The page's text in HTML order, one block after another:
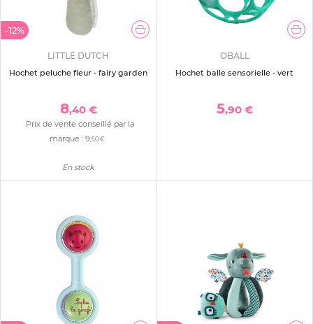
-12%
LITTLE DUTCH
Hochet peluche fleur - fairy garden
8,40 €
Prix de vente conseillé par la
marque : 9 ,50 €
En stock
OBALL
Hochet balle sensorielle - vert
5,90 €